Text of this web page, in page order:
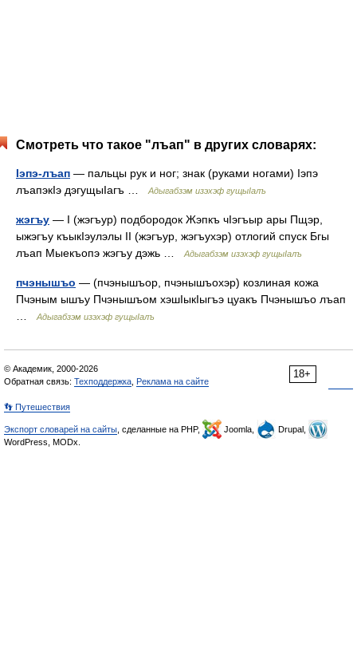
Смотреть что такое "лъап" в других словарях:
Iэпэ-лъап — пальцы рук и ног; знак (руками ногами) Iэпэ
лъапэкIэ дэгущыIагъ …
Адыгабзэм изэхэф гущыIалъ
жэгъу — I (жэгъур) подбородок Жэпкъ чIэгъыр ары Пщэр,
ыжэгъу къыкIэулэлы II (жэгъур, жэгъухэр) отлогий спуск Бгы
лъап Мыекъопэ жэгъу дэжь …
Адыгабзэм изэхэф гущыIалъ
пчэнышъо — (пчэнышъор, пчэнышъохэр) козлиная кожа
Пчэным ышъу Пчэнышъом хэшIыкIыгъэ цуакъ Пчэнышъо лъап
Адыгабзэм изэхэф гущыIалъ
18+
© Академик, 2000-2026
Обратная связь: Техподдержка Реклама на сайте
👣 Путешествия
Экспорт словарей на сайты , сделанные на PHP, Joomla,
Drupal,
WordPress, MODx.